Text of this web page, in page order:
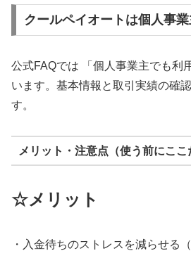
クールペイオートは個人事
公式FAQでは 「個人事業主でも利
います。基本情報と取引実績の確
す。
メリット・注意点（使う前にここ
☆メリット
・入金待ちのストレスを減らせる